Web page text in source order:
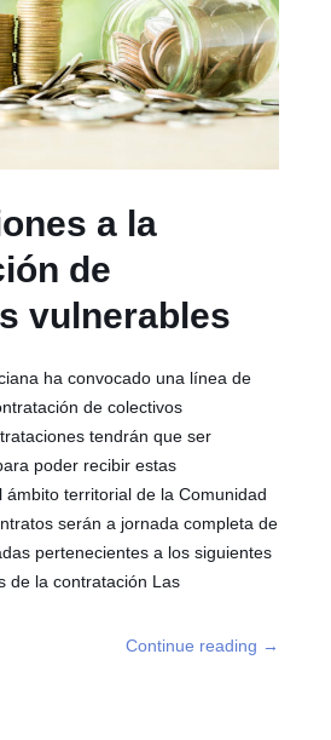
a la
de
vulnerables
ha convocado una línea de
de colectivos
tendrán que ser
poder recibir estas
ámbito territorial de la Comunidad
serán a jornada completa de
pertenecientes a los siguientes
de la contratación Las
Continue reading →